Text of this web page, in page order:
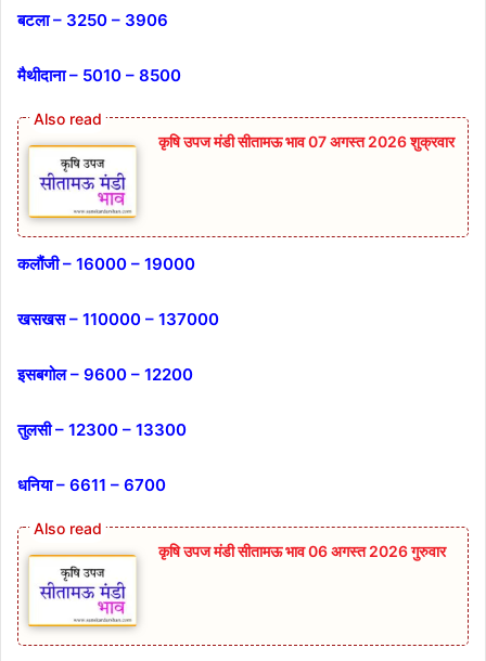
बटला – 3250 – 3906
मैथीदाना – 5010 – 8500
कृषि उपज मंडी सीतामऊ भाव 07 अगस्त 2026 शुक्रवार
कलौंजी – 16000 – 19000
खसखस – 110000 – 137000
इसबगोल – 9600 – 12200
तुलसी – 12300 – 13300
धनिया – 6611 – 6700
कृषि उपज मंडी सीतामऊ भाव 06 अगस्त 2026 गुरुवार